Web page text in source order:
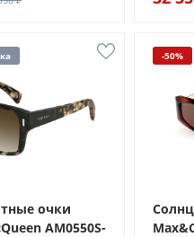
очки
AM0550S-
-50%